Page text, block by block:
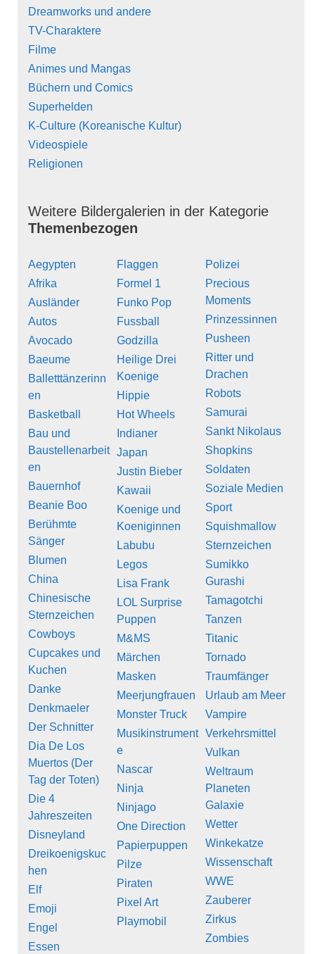
Dreamworks und andere
TV-Charaktere
Filme
Animes und Mangas
Büchern und Comics
Superhelden
K-Culture (Koreanische Kultur)
Videospiele
Religionen
Weitere Bildergalerien in der Kategorie
Themenbezogen
Aegypten
Afrika
Ausländer
Autos
Avocado
Baeume
Balletttänzerinn
en
Basketball
Bau und
Baustellenarbeit
en
Bauernhof
Beanie Boo
Berühmte
Sänger
Blumen
China
Chinesische
Sternzeichen
Cowboys
Cupcakes und
Kuchen
Danke
Denkmaeler
Der Schnitter
Dia De Los
Muertos (Der
Tag der Toten)
Die 4
Jahreszeiten
Disneyland
Dreikoenigskuc
hen
Elf
Emoji
Engel
Essen
Flaggen
Formel 1
Funko Pop
Fussball
Godzilla
Heilige Drei
Koenige
Hippie
Hot Wheels
Indianer
Japan
Justin Bieber
Kawaii
Koenige und
Koeniginnen
Labubu
Legos
Lisa Frank
LOL Surprise
Puppen
M&MS
Märchen
Masken
Meerjungfrauen
Monster Truck
Musikinstrument
e
Nascar
Ninja
Ninjago
One Direction
Papierpuppen
Pilze
Piraten
Pixel Art
Playmobil
Polizei
Precious
Moments
Prinzessinnen
Pusheen
Ritter und
Drachen
Robots
Samurai
Sankt Nikolaus
Shopkins
Soldaten
Soziale Medien
Sport
Squishmallow
Sternzeichen
Sumikko
Gurashi
Tamagotchi
Tanzen
Titanic
Tornado
Traumfänger
Urlaub am Meer
Vampire
Verkehrsmittel
Vulkan
Weltraum
Planeten
Galaxie
Wetter
Winkekatze
Wissenschaft
WWE
Zauberer
Zirkus
Zombies